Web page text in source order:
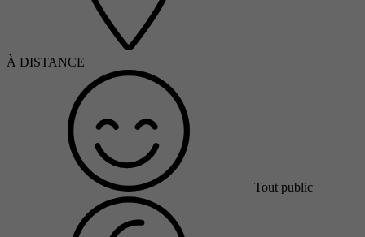
À DISTANCE
Tout public